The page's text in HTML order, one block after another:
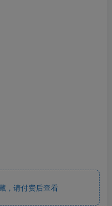
，请付费后查看